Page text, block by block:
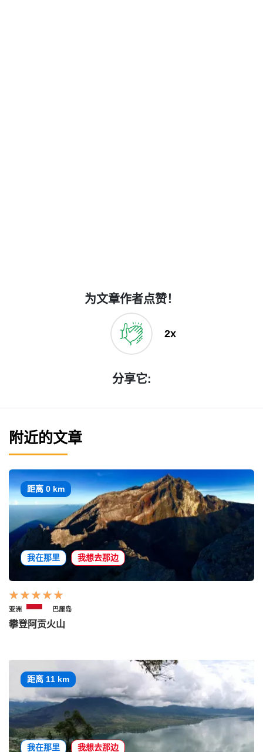
为文章作者点赞！
2x
分享它:
附近的文章
距离 0 km
我在那里 我想去那边
亚洲 巴厘岛
攀登阿贡火山
距离 11 km
我在那里 我想去那边